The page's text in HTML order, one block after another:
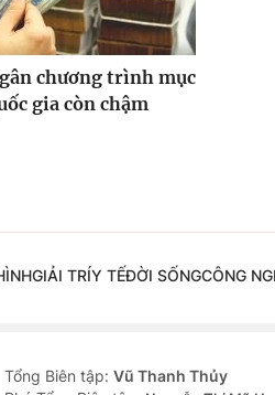
chương trình mục
gia còn chậm
GIẢI TRÍY TẾĐỜI SỐNGCÔNG
Tổng Biên tập: Vũ Thanh Thủy